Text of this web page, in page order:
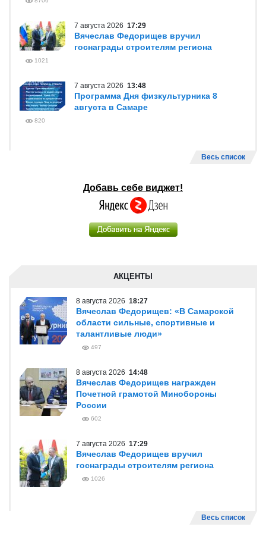
7 августа 2026 17:29
Вячеслав Федорищев вручил
госнаграды строителям региона
1021
7 августа 2026 13:48
Программа Дня физкультурника 8
августа в Самаре
820
Весь список
Добавь себе виджет!
АКЦЕНТЫ
8 августа 2026 18:27
Вячеслав Федорищев: «В Самарской
области сильные, спортивные и
талантливые люди»
497
8 августа 2026 14:48
Вячеслав Федорищев награжден
Почетной грамотой Минобороны
России
602
7 августа 2026 17:29
Вячеслав Федорищев вручил
госнаграды строителям региона
1026
Весь список